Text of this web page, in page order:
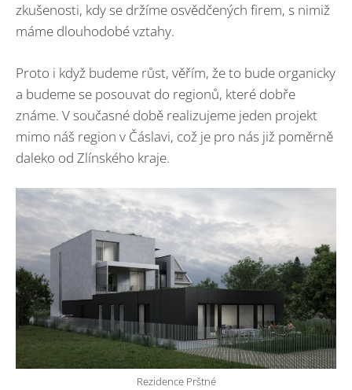
zkušenosti, kdy se držíme osvědčených firem, s nimiž
máme dlouhodobé vztahy.
Proto i když budeme růst, věřím, že to bude organicky
a budeme se posouvat do regionů, které dobře
známe. V současné době realizujeme jeden projekt
mimo náš region v Čáslavi, což je pro nás již poměrně
daleko od Zlínského kraje.
Rezidence Prštné